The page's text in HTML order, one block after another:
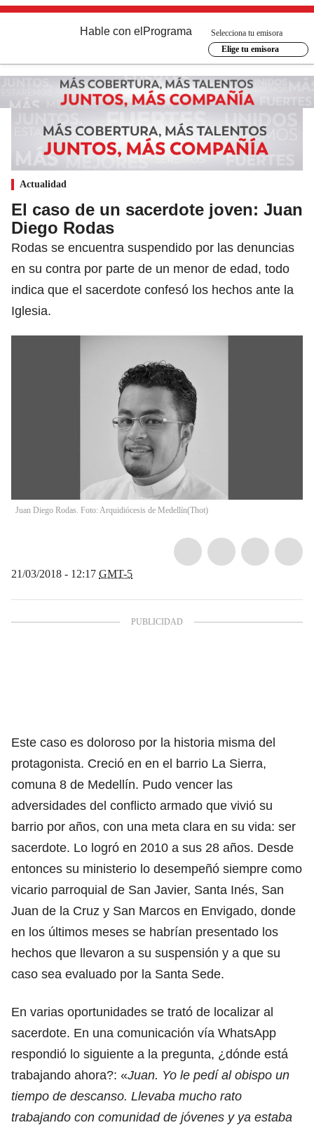
Hable con el Programa
Selecciona tu emisora
Elige tu emisora
Actualidad
El caso de un sacerdote joven: Juan
Diego Rodas
Rodas se encuentra suspendido por las denuncias
en su contra por parte de un menor de edad, todo
indica que el sacerdote confesó los hechos ante la
Iglesia.
Juan Diego Rodas. Foto: Arquidiócesis de Medellín(Thot)
21/03/2018 - 12:17 GMT-5
Este caso es doloroso por la historia misma del
protagonista. Creció en en el barrio La Sierra,
comuna 8 de Medellín. Pudo vencer las
adversidades del conflicto armado que vivió su
barrio por años, con una meta clara en su vida: ser
sacerdote. Lo logró en 2010 a sus 28 años. Desde
entonces su ministerio lo desempeñó siempre como
vicario parroquial de San Javier, Santa Inés, San
Juan de la Cruz y San Marcos en Envigado, donde
en los últimos meses se habrían presentado los
hechos que llevaron a su suspensión y a que su
caso sea evaluado por la Santa Sede.
En varias oportunidades se trató de localizar al
sacerdote. En una comunicación vía WhatsApp
respondió lo siguiente a la pregunta, ¿dónde está
trabajando ahora?: «Juan. Yo le pedí al obispo un
tiempo de descanso. Llevaba mucho rato
trabajando con comunidad de jóvenes y ya estaba